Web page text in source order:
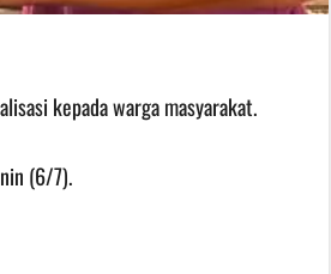
kepada warga masyarakat.
(6/7).